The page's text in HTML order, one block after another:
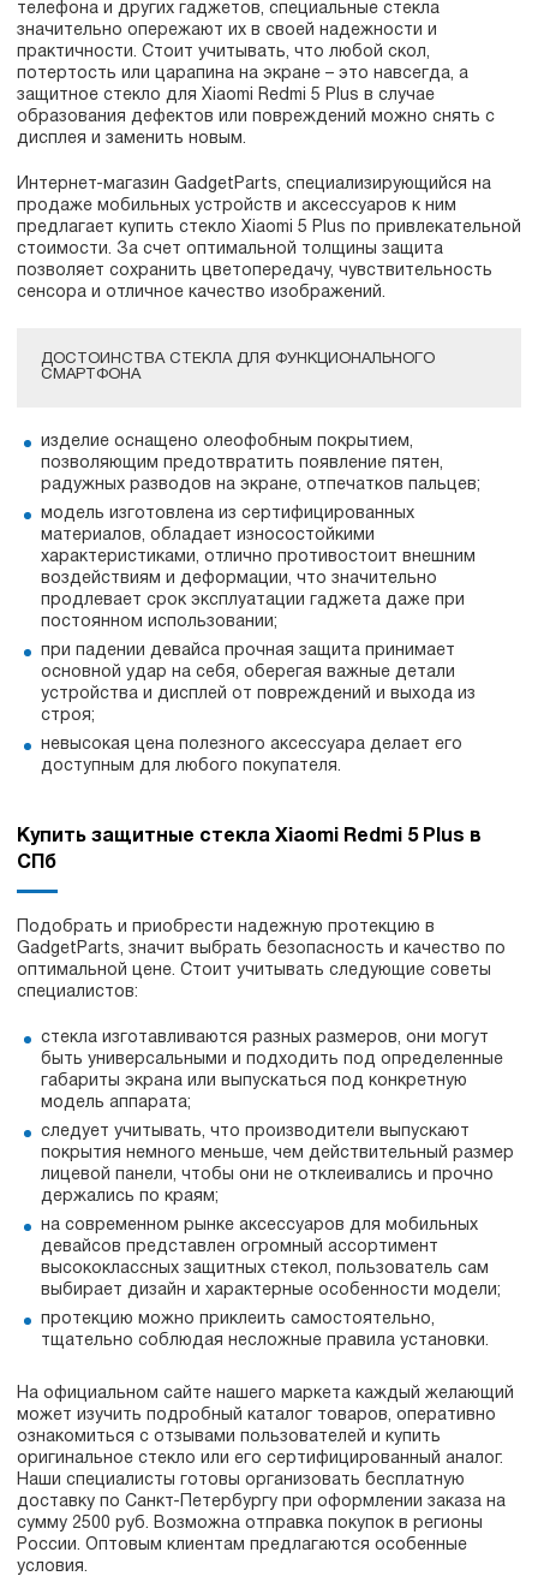
телефона и других гаджетов, специальные стекла
значительно опережают их в своей надежности и
практичности. Стоит учитывать, что любой скол,
потертость или царапина на экране – это навсегда, а
защитное стекло для Xiaomi Redmi 5 Plus в случае
образования дефектов или повреждений можно снять с
дисплея и заменить новым.
Интернет-магазин GadgetParts, специализирующийся на
продаже мобильных устройств и аксессуаров к ним
предлагает купить стекло Xiaomi 5 Plus по привлекательной
стоимости. За счет оптимальной толщины защита
позволяет сохранить цветопередачу, чувствительность
сенсора и отличное качество изображений.
ДОСТОИНСТВА СТЕКЛА ДЛЯ ФУНКЦИОНАЛЬНОГО
СМАРТФОНА
изделие оснащено олеофобным покрытием,
позволяющим предотвратить появление пятен,
радужных разводов на экране, отпечатков пальцев;
модель изготовлена из сертифицированных
материалов, обладает износостойкими
характеристиками, отлично противостоит внешним
воздействиям и деформации, что значительно
продлевает срок эксплуатации гаджета даже при
постоянном использовании;
при падении девайса прочная защита принимает
основной удар на себя, оберегая важные детали
устройства и дисплей от повреждений и выхода из
строя;
невысокая цена полезного аксессуара делает его
доступным для любого покупателя.
Купить защитные стекла Xiaomi Redmi 5 Plus в
СПб
Подобрать и приобрести надежную протекцию в
GadgetParts, значит выбрать безопасность и качество по
оптимальной цене. Стоит учитывать следующие советы
специалистов:
стекла изготавливаются разных размеров, они могут
быть универсальными и подходить под определенные
габариты экрана или выпускаться под конкретную
модель аппарата;
следует учитывать, что производители выпускают
покрытия немного меньше, чем действительный размер
лицевой панели, чтобы они не отклеивались и прочно
держались по краям;
на современном рынке аксессуаров для мобильных
девайсов представлен огромный ассортимент
высококлассных защитных стекол, пользователь сам
выбирает дизайн и характерные особенности модели;
протекцию можно приклеить самостоятельно,
тщательно соблюдая несложные правила установки.
На официальном сайте нашего маркета каждый желающий
может изучить подробный каталог товаров, оперативно
ознакомиться с отзывами пользователей и купить
оригинальное стекло или его сертифицированный аналог.
Наши специалисты готовы организовать бесплатную
доставку по Санкт-Петербургу при оформлении заказа на
сумму 2500 руб. Возможна отправка покупок в регионы
России. Оптовым клиентам предлагаются особенные
условия.